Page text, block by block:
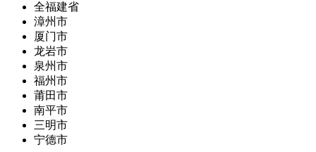
全福建省
漳州市
厦门市
龙岩市
泉州市
福州市
莆田市
南平市
三明市
宁德市